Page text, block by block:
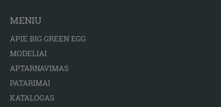
MENIU
APIE BIG GREEN EGG
MODELIAI
APTARNAVIMAS
PATARIMAI
KATALOGAS